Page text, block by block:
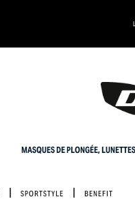
MASQUES DE PLONGÉE,
SPORTSTYLE BENEFIT